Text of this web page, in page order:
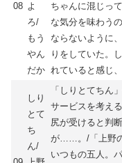
08 よ
ろ/
もう
やん
だか
ちゃんに混じっ
な気分を味わう
ならないように
りをしていた。
れていると感じ
しり
とて
ち
ん/
「しりとてちん
サービスを考え
尻が受けると判
が……。/「上野
いつもの五人。